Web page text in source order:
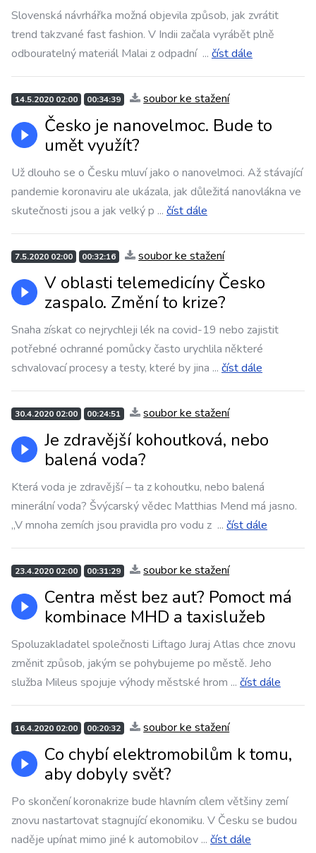
Slovenská návrhářka možná objevila způsob, jak zvrátit
trend takzvané fast fashion. V Indii začala vyrábět plně
odbouratelný materiál Malai z odpadní ... číst dále
14.5.2020 02:00 00:34:39 soubor ke stažení
Česko je nanovelmoc. Bude to
umět využít?
Už dlouho se o Česku mluví jako o nanovelmoci. Až stávající
pandemie koronaviru ale ukázala, jak důležitá nanovlákna ve
skutečnosti jsou a jak velký p ... číst dále
7.5.2020 02:00 00:32:16 soubor ke stažení
V oblasti telemedicíny Česko
zaspalo. Změní to krize?
Snaha získat co nejrychleji lék na covid-19 nebo zajistit
potřebné ochranné pomůcky často urychlila některé
schvalovací procesy a testy, které by jina ... číst dále
30.4.2020 02:00 00:24:51 soubor ke stažení
Je zdravější kohoutková, nebo
balená voda?
Která voda je zdravější – ta z kohoutku, nebo balená
minerální voda? Švýcarský vědec Matthias Mend má jasno.
„V mnoha zemích jsou pravidla pro vodu z ... číst dále
23.4.2020 02:00 00:31:29 soubor ke stažení
Centra měst bez aut? Pomoct má
kombinace MHD a taxislužeb
Spoluzakladatel společnosti Liftago Juraj Atlas chce znovu
změnit způsob, jakým se pohybujeme po městě. Jeho
služba Mileus spojuje výhody městské hrom ... číst dále
16.4.2020 02:00 00:20:32 soubor ke stažení
Co chybí elektromobilům k tomu,
aby dobyly svět?
Po skončení koronakrize bude hlavním cílem většiny zemí
znovu nastartovat stagnující ekonomiku. V Česku se budou
naděje upínat mimo jiné k automobilov ... číst dále